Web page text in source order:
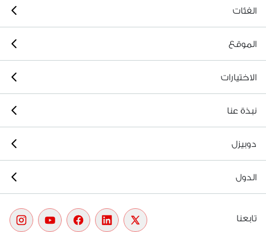
الفئات
الموقع
الاختيارات
نبذة عنا
دوبيزل
الدول
تابعنا